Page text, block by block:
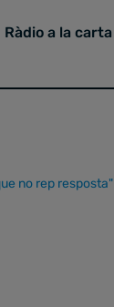
Ràdio a la carta
no rep resposta"